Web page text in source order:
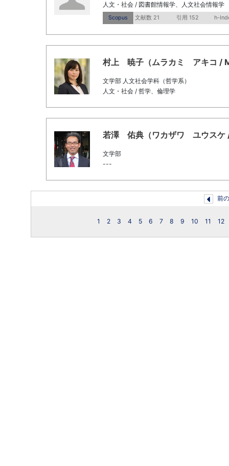
人文・社会 / 図書館情報学、人文社会情報学
Scopus 文献数 21 引用 152 h-
村上 暁子（ムラカミ アキコ /
文学部 人文社会学科（哲学系）
人文・社会 / 哲学、倫理学
若澤 佑典（ワカザワ ユウスケ
文学部
---
前
1 2 3 4 5 6 7 8 9 10 11 12